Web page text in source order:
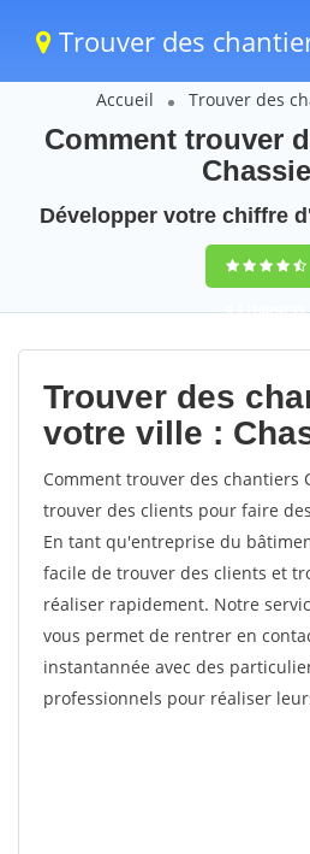
Trouver des
Accueil Trouver des
Comment trouver
Développer votre chiffre
9,5(100%)39
votes
Trouver des
votre ville :
Comment trouver des chantiers
trouver des clients pour faire
En tant qu'entreprise du
facile de trouver des clients et
réaliser rapidement. Notre
vous permet de rentrer en
instantannée avec des
professionnels pour réaliser